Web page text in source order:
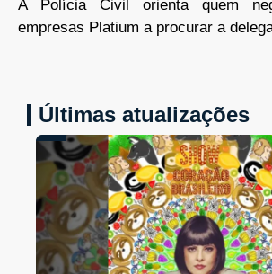
A Polícia Civil orienta quem
empresas Platium a procurar a
Últimas atualizações